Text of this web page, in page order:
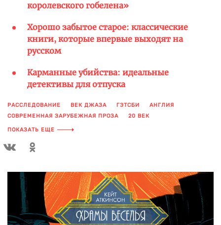
королевского гобелена»
Хорошо забытое старое: классические
книги, которые впервые выходят на
русском
Карманные убийства: идеальные
детективы для отпуска
РАССЛЕДОВАНИЕ ВЕК ДЖАЗА ГЭТСБИ
АНГЛИЯ
СОВРЕМЕННАЯ ЗАРУБЕЖНАЯ ПРОЗА
20 ВЕК
ХУДОЖЕСТВЕННЫЙ РОМАН
ПОКАЗАТЬ ЕЩЕ